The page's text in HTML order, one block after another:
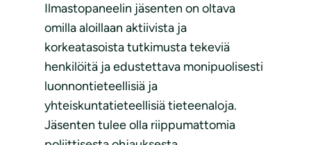
Ilmastopaneelin jäsenten on oltava
omilla aloillaan aktiivista ja
korkeatasoista tutkimusta tekeviä
henkilöitä ja edustettava monipuolisesti
luonnontieteellisiä ja
yhteiskuntatieteellisiä tieteenaloja.
Jäsenten tulee olla riippumattomia